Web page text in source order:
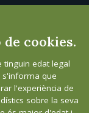
cookies.
tinguin edat legal
s'informa que
l'experiència de
sobre la seva